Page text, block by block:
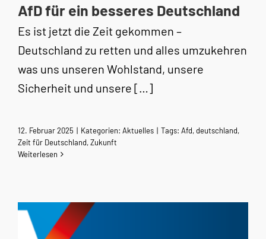
AfD für ein besseres Deutschland
Es ist jetzt die Zeit gekommen –
Deutschland zu retten und alles umzukehren
was uns unseren Wohlstand, unsere
Sicherheit und unsere […]
12. Februar 2025 | Kategorien: Aktuelles | Tags: Afd,deutschland,
Zeit für Deutschland,Zukunft
Weiterlesen